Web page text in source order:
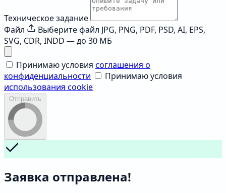
Техническое задание
Файл
Выберите файл JPG, PNG, PDF, PSD, AI, EPS,
SVG, CDR, INDD — до 30 МБ
Принимаю условия соглашения о
конфиденциальности
Принимаю условия
использования cookie
Отправить
Заявка отправлена!